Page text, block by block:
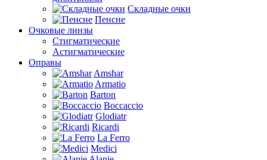
Складные очки
Пенсне
Очковые линзы
Стигматические
Астигматические
Оправы
Amshar
Armatio
Barton
Boccaccio
Glodiatr
Ricardi
La Ferro
Medici